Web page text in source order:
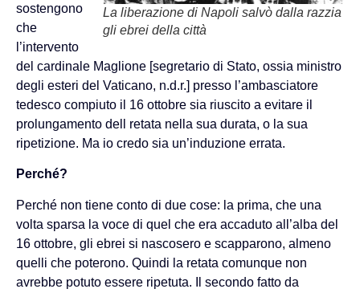
La liberazione di Napoli salvò dalla razzia
gli ebrei della città
sostengono
che
l’intervento
del cardinale Maglione [segretario di Stato, ossia ministro
degli esteri del Vaticano, n.d.r.] presso l’ambasciatore
tedesco compiuto il 16 ottobre sia riuscito a evitare il
prolungamento dell retata nella sua durata, o la sua
ripetizione. Ma io credo sia un’induzione errata.
Perché?
Perché non tiene conto di due cose: la prima, che una
volta sparsa la voce di quel che era accaduto all’alba del
16 ottobre, gli ebrei si nascosero e scapparono, almeno
quelli che poterono. Quindi la retata comunque non
avrebbe potuto essere ripetuta. Il secondo fatto da